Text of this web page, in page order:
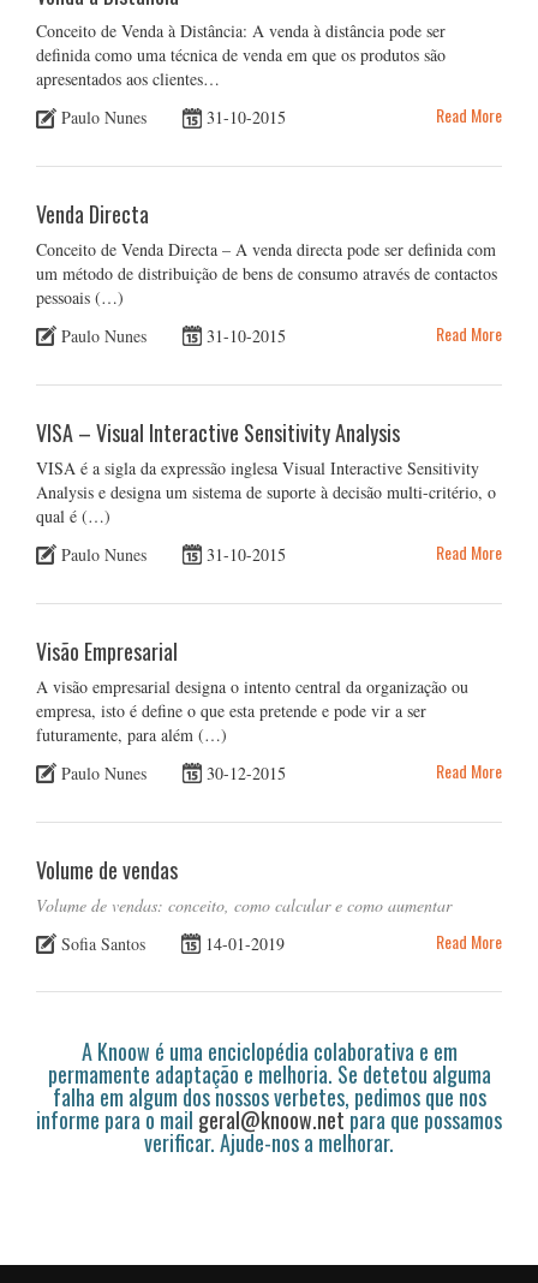
Conceito de Venda à Distância: A venda à distância pode ser
definida como uma técnica de venda em que os produtos são
apresentados aos clientes…
Paulo Nunes
31-10-2015 Read More
Venda Directa
Conceito de Venda Directa – A venda directa pode ser definida com
um método de distribuição de bens de consumo através de contactos
pessoais (…)
Paulo Nunes
31-10-2015 Read More
VISA – Visual Interactive Sensitivity Analysis
VISA é a sigla da expressão inglesa Visual Interactive Sensitivity
Analysis e designa um sistema de suporte à decisão multi-critério, o
qual é (…)
Paulo Nunes
31-10-2015 Read More
Visão Empresarial
A visão empresarial designa o intento central da organização ou
empresa, isto é define o que esta pretende e pode vir a ser
futuramente, para além (…)
Paulo Nunes
30-12-2015 Read More
Volume de vendas
Volume de vendas: conceito, como calcular e como aumentar
Sofia Santos
14-01-2019 Read More
A Knoow é uma enciclopédia colaborativa e em
permamente adaptação e melhoria. Se detetou alguma
falha em algum dos nossos verbetes, pedimos que nos
informe para o mail geral@knoow.netpara que possamos
verificar. Ajude-nos a melhorar.